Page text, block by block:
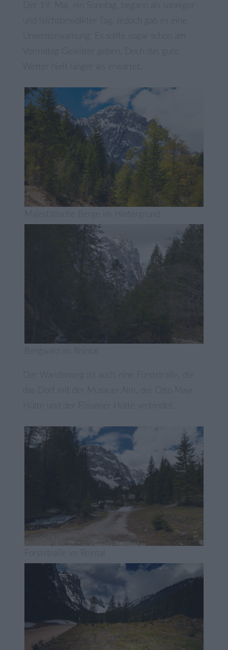
Der 19. Mai, ein Sonntag, begann als sonniger
und leichtbewölkter Tag. Jedoch gab es eine
Unwetterwarnung. Es sollte sogar schon am
Vormittag Gewitter geben. Doch das gute
Wetter hielt länger als erwartet.
Majestätische Berge im Hintergrund
Bergwald im Reintal
Der Wanderweg ist auch eine Forststraße, die
das Dorf mit der Musauer Alm, der Otto Mayr
Hütte und der Füssener Hütte verbindet.